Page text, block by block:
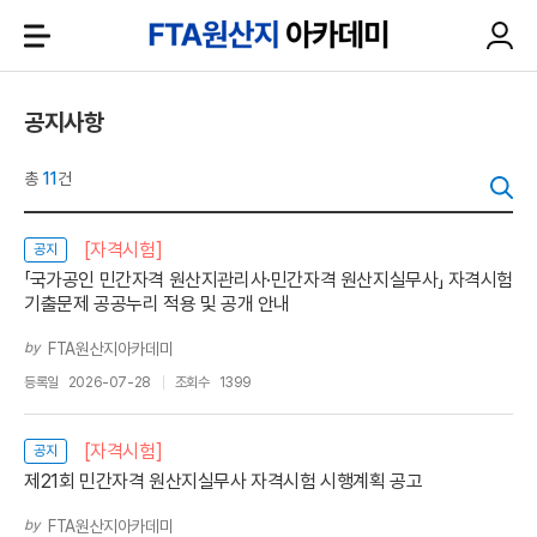
공지사항
총 11 건
공지
[자격시험]
「국가공인 민간자격 원산지관리사·민간자격 원산지실무사」 자격시험
기출문제 공공누리 적용 및 공개 안내
by FTA원산지아카데미
등록일 2026-07-28 조회수 1399
공지
[자격시험]
제21회 민간자격 원산지실무사 자격시험 시행계획 공고
by FTA원산지아카데미